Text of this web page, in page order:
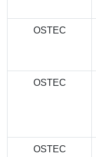
OSTEC
OSTEC
OSTEC